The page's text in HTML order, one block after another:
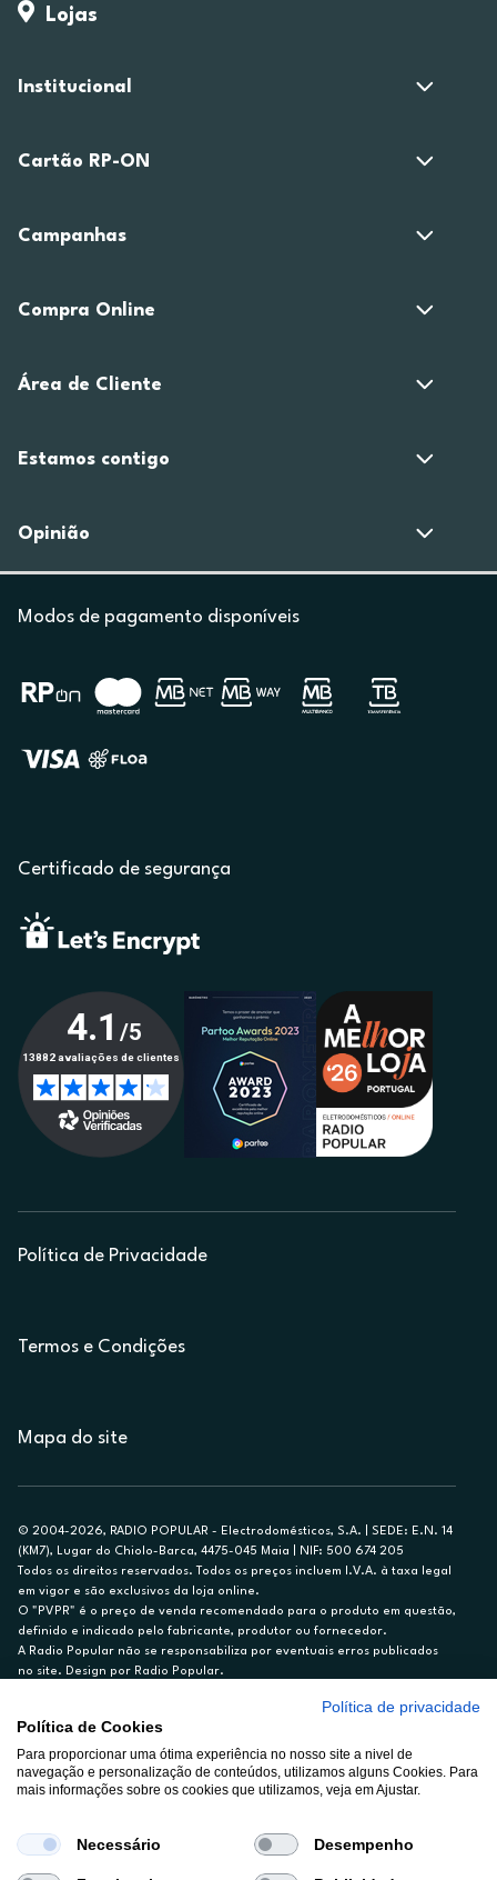
Lojas
Institucional
Cartão RP-ON
Campanhas
Compra Online
Área de Cliente
Estamos contigo
Opinião
Modos de pagamento disponíveis
Certificado de segurança
Política de Privacidade
Termos e Condições
Mapa do site
© 2004-2026, RADIO POPULAR - Electrodomésticos, S.A. | SEDE: E.N. 14
(KM7), Lugar do Chiolo-Barca, 4475-045 Maia | NIF: 500 674 205
Todos os direitos reservados. Todos os preços incluem I.V.A. à taxa legal
em vigor e são exclusivos da loja online.
O "PVPR" é o preço de venda recomendado para o produto em questão,
definido e indicado pelo fabricante, produtor ou fornecedor.
A Radio Popular não se responsabiliza por eventuais erros publicados
no site. Design por Radio Popular.
Ex. para limite de crédito de €1.500, reembolsado em 12 meses, TAN
14,79%.
Crédito sujeito a aprovação pelo Cetelem, marca BNP Paribas Personal
Finance, S.A., Sucursal em Portugal. Informe-se no 21 721 90 00 (dias
A Rádio Popular – Eletrodomésticos S.A. (Registo BdP848) atua como
intermediário de crédito a título acessório e com exclusividade (registo
BdP 2314.)
Política de privacidade
Política de Cookies
Para proporcionar uma ótima experiência no nosso site a nivel de
navegação e personalização de conteúdos, utilizamos alguns Cookies. Para
mais informações sobre os cookies que utilizamos, veja em Ajustar.
Necessário Desempenho